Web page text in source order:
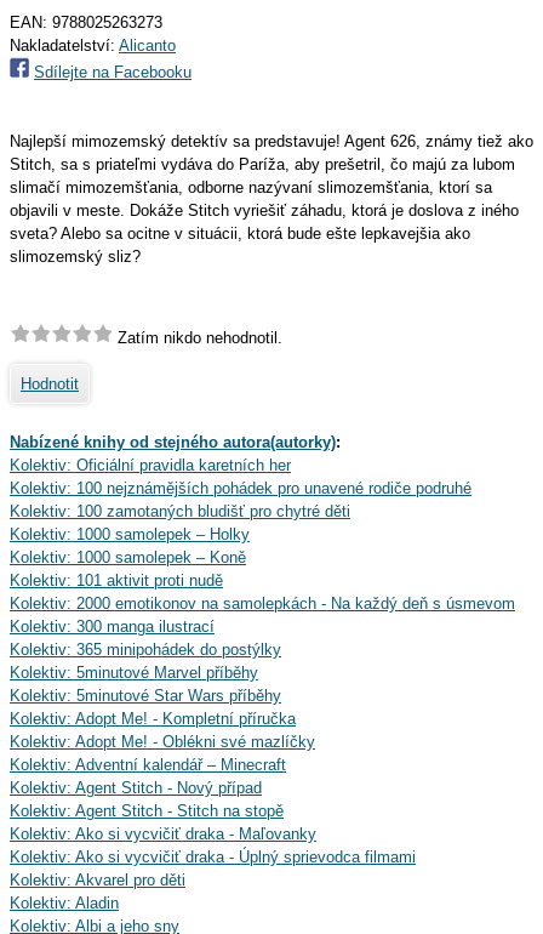
EAN: 9788025263273
Nakladatelství: Alicanto
Sdílejte na Facebooku
Najlepší mimozemský detektív sa predstavuje! Agent 626, známy tiež ako
Stitch, sa s priateľmi vydáva do Paríža, aby prešetril, čo majú za lubom
slimačí mimozemšťania, odborne nazývaní slimozemšťania, ktorí sa
objavili v meste. Dokáže Stitch vyriešiť záhadu, ktorá je doslova z iného
sveta? Alebo sa ocitne v situácii, ktorá bude ešte lepkavejšia ako
slimozemský sliz?
Zatím nikdo nehodnotil.
Hodnotit
Nabízené knihy od stejného autora(autorky):
Kolektiv: Oficiální pravidla karetních her
Kolektiv: 100 nejznámějších pohádek pro unavené rodiče podruhé
Kolektiv: 100 zamotaných bludišť pro chytré děti
Kolektiv: 1000 samolepek – Holky
Kolektiv: 1000 samolepek – Koně
Kolektiv: 101 aktivit proti nudě
Kolektiv: 2000 emotikonov na samolepkách - Na každý deň s úsmevom
Kolektiv: 300 manga ilustrací
Kolektiv: 365 minipohádek do postýlky
Kolektiv: 5minutové Marvel příběhy
Kolektiv: 5minutové Star Wars příběhy
Kolektiv: Adopt Me! - Kompletní příručka
Kolektiv: Adopt Me! - Oblékni své mazlíčky
Kolektiv: Adventní kalendář – Minecraft
Kolektiv: Agent Stitch - Nový případ
Kolektiv: Agent Stitch - Stitch na stopě
Kolektiv: Ako si vycvičiť draka - Maľovanky
Kolektiv: Ako si vycvičiť draka - Úplný sprievodca filmami
Kolektiv: Akvarel pro děti
Kolektiv: Aladin
Kolektiv: Albi a jeho sny